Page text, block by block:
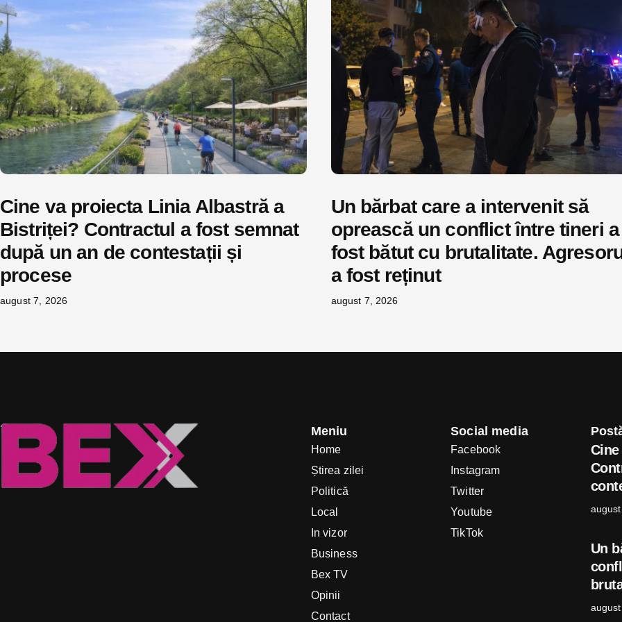
Cine va proiecta Linia Albastră a
Bistriței? Contractul a fost semnat
după un an de contestații și
procese
august 7, 2026
Un bărbat care a intervenit să
oprească un conflict între tineri a
fost bătut cu brutalitate.
a fost reținut
august 7, 2026
Meniu
Home
Știrea zilei
Politică
Local
In vizor
Business
Bex TV
Opinii
Contact
Social media
Facebook
Instagram
Twitter
Youtube
TikTok
Un